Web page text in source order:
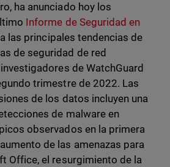
ha anunciado hoy los
Informe de Seguridad en
las principales tendencias de
de seguridad de red
de WatchGuard
trimestre de 2022. Las
de los datos incluyen una
de malware en
observados en la primera
de las amenazas para
Office, el resurgimiento de la